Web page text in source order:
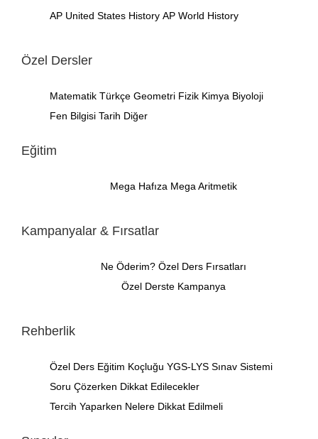
AP United States History AP World History
Özel Dersler
Matematik Türkçe Geometri Fizik Kimya Biyoloji
Fen Bilgisi Tarih Diğer
Eğitim
Mega Hafıza Mega Aritmetik
Kampanyalar & Fırsatlar
Ne Öderim? Özel Ders Fırsatları
Özel Derste Kampanya
Rehberlik
Özel Ders Eğitim Koçluğu YGS-LYS Sınav Sistemi
Soru Çözerken Dikkat Edilecekler
Tercih Yaparken Nelere Dikkat Edilmeli